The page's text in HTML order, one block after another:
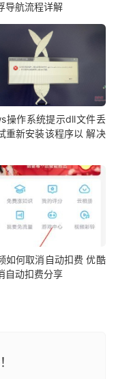
导航流程详解
操作系统提示dll文件丢
重新安装该程序以 解决
如何取消自动扣费 优酷
自动扣费分享